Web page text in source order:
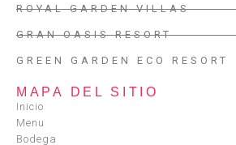
ROYAL GARDEN VILLAS
GRAN OASIS RESORT
GREEN GARDEN ECO RESORT
MAPA DEL SITIO
Inicio
Menu
Bodega